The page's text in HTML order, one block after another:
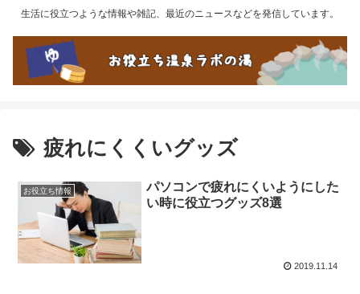
生活に役立つような情報や雑記、最近のニュースなどを発信しています。
疲れにくくいグッズ
お役立ち情報
パソコンで疲れにくいようにした
い時に役立つグッズ8選
2019.11.14